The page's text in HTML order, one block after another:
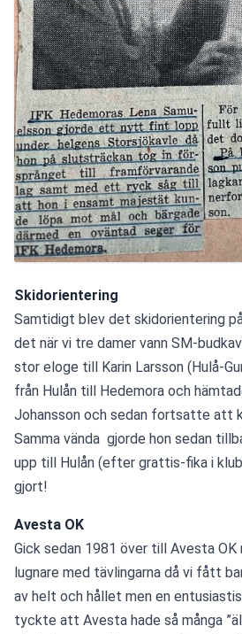
Skidorientering
Samtidigt blev det skidorientering
det när vi tre damer vann SM-
stor eloge till Karin Larsson (Hulå-
från Hulån till Hedemora och
Johansson och sedan fortsatte att
Samma vända  gjorde hon sedan
upp till Hulån (efter grattis-fika i
gjort!
Avesta OK
Gick sedan 1981 över till Avesta
lugnare med tävlingarna då vi fått
av helt och hållet men en
tyckte att Avesta hade så många